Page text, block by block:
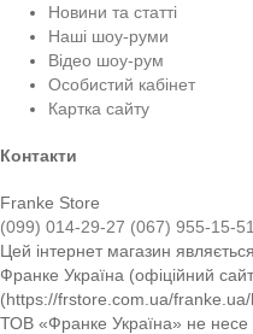
Новини та статті
Наші шоу-руми
Відео шоу-рум
Особистий кабінет
Картка сайту
Контакти
Franke Store
(099) 014-29-27 (067) 955-15-51
Цей інтернет магазин
Франке Україна (офіційний
(https://frstore.com.ua/franke.ua/
ТОВ «Франке Україна» не несе